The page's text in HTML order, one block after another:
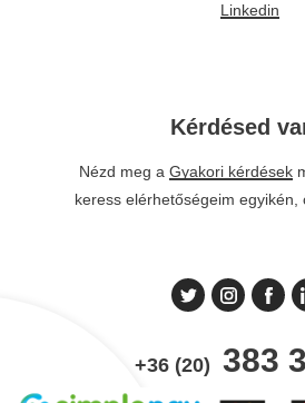
Linkedin
Kérdésed
Nézd meg a Gyakori kérdések
keress elérhetőségeim egyikén,
+36 (20) 383